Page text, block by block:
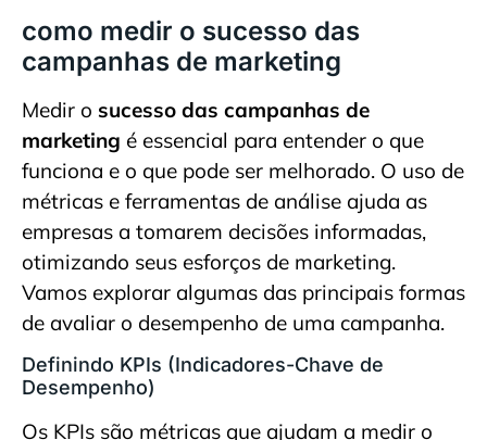
como medir o sucesso das
campanhas de marketing
Medir o sucesso das campanhas de
marketing é essencial para entender o que
funciona e o que pode ser melhorado. O uso de
métricas e ferramentas de análise ajuda as
empresas a tomarem decisões informadas,
otimizando seus esforços de marketing.
Vamos explorar algumas das principais formas
de avaliar o desempenho de uma campanha.
Definindo KPIs (Indicadores-Chave de
Desempenho)
Os KPIs são métricas que ajudam a medir o